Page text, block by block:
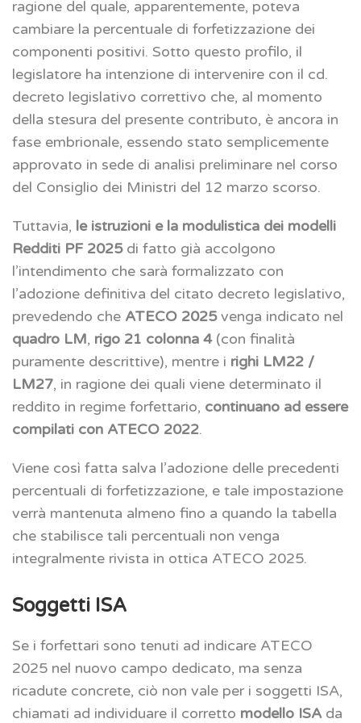
ragione del quale, apparentemente, poteva
cambiare la percentuale di forfetizzazione dei
componenti positivi. Sotto questo profilo, il
legislatore ha intenzione di intervenire con il cd.
decreto legislativo correttivo che, al momento
della stesura del presente contributo, è ancora in
fase embrionale, essendo stato semplicemente
approvato in sede di analisi preliminare nel corso
del Consiglio dei Ministri del 12 marzo scorso.
Tuttavia, le istruzioni e la modulistica dei modelli
Redditi PF 2025di fatto già accolgono
l’intendimento che sarà formalizzato con
l’adozione definitiva del citato decreto legislativo,
prevedendo che ATECO 2025venga indicato nel
quadro LM, rigo 21 colonna 4(con finalità
puramente descrittive), mentre i righi LM22 /
LM27, in ragione dei quali viene determinato il
reddito in regime forfettario, continuano ad essere
compilati con ATECO 2022.
Viene così fatta salva l’adozione delle precedenti
percentuali di forfetizzazione, e tale impostazione
verrà mantenuta almeno fino a quando la tabella
che stabilisce tali percentuali non venga
integralmente rivista in ottica ATECO 2025.
Soggetti ISA
Se i forfettari sono tenuti ad indicare ATECO
2025 nel nuovo campo dedicato, ma senza
ricadute concrete, ciò non vale per i soggetti ISA,
chiamati ad individuare il corretto modello ISA da